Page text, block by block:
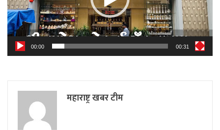
00:00 00:31
महाराष्ट्र खबर टीम